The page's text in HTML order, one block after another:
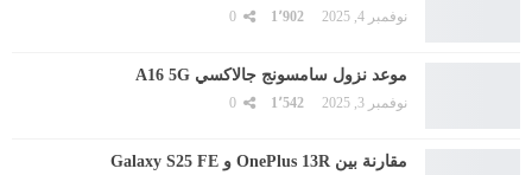
نوفمبر 4, 2025 1٬902
موعد نزول سامسونج جالاكسي A16 5G
نوفمبر 3, 2025 1٬542
مقارنة بين OnePlus 13R و Galaxy S25 FE